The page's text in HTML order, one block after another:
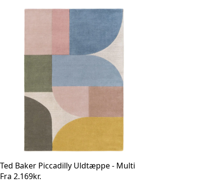
Ted Baker Piccadilly Uldtæppe - Multi
Fra 2.169kr.